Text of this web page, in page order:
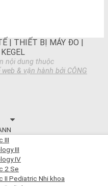
| THIẾT BỊ MÁY ĐO |
nội dung thuộc
web & vận hành bởi CÔNG
III
III
IV
2 Se
II Pediatric Nhi khoa